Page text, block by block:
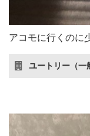
アコモに行くのに
ユートリー（一